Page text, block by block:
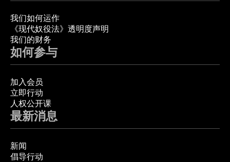
我们如何运作
《现代奴役法》透明度声明
我们的财务
如何参与
加入会员
立即行动
人权公开课
最新消息
新闻
倡导行动